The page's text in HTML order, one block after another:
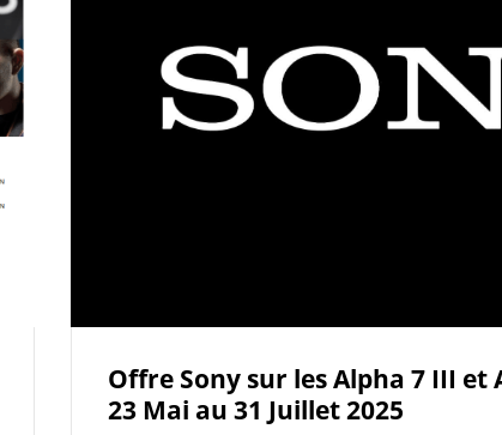
Offre Sony sur les Alpha 7 III et
23 Mai au 31 Juillet 2025